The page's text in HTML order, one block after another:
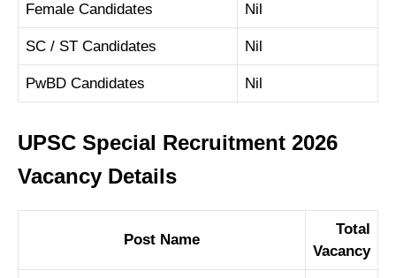
Female Candidates Nil
SC / ST Candidates Nil
PwBD Candidates Nil
UPSC Special Recruitment 2026
Vacancy Details
Post Name
Total
Vacancy